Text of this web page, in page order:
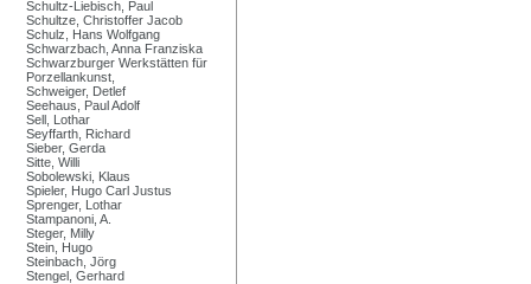
Schultz-Liebisch, Paul
Schultze, Christoffer Jacob
Schulz, Hans Wolfgang
Schwarzbach, Anna Franziska
Schwarzburger Werkstätten für
Porzellankunst,
Schweiger, Detlef
Seehaus, Paul Adolf
Sell, Lothar
Seyffarth, Richard
Sieber, Gerda
Sitte, Willi
Sobolewski, Klaus
Spieler, Hugo Carl Justus
Sprenger, Lothar
Stampanoni, A.
Steger, Milly
Stein, Hugo
Steinbach, Jörg
Stengel, Gerhard